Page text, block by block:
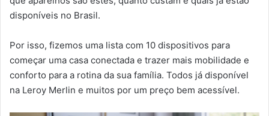
disponíveis no Brasil.
Por isso, fizemos uma lista com 10 dispositivos para
começar uma casa conectada e trazer mais mobilidade e
conforto para a rotina da sua família. Todos já disponível
na Leroy Merlin e muitos por um preço bem acessível.